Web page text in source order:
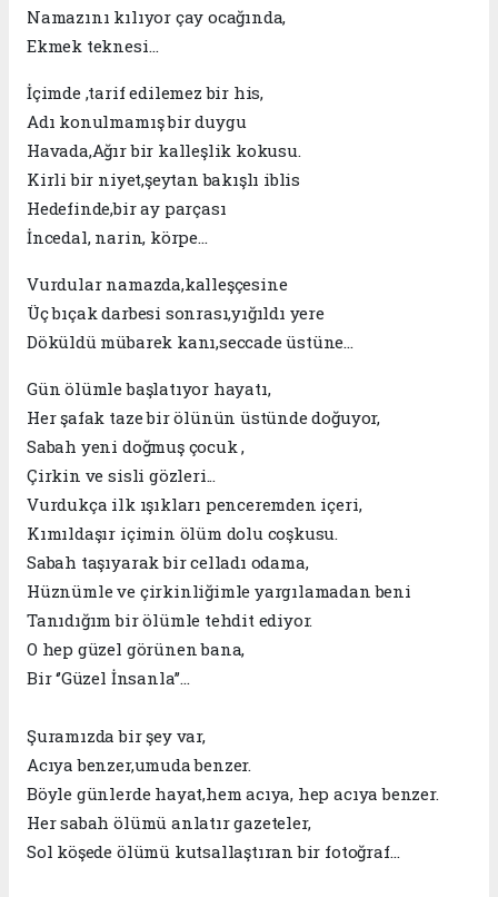
Namazını kılıyor çay ocağında,
Ekmek teknesi…
İçimde ,tarif edilemez bir his,
Adı konulmamış bir duygu
Havada,Ağır bir kalleşlik kokusu.
Kirli bir niyet,şeytan bakışlı iblis
Hedefinde,bir ay parçası
İncedal, narin, körpe…
Vurdular namazda,kalleşçesine
Üç bıçak darbesi sonrası,yığıldı yere
Döküldü mübarek kanı,seccade üstüne…
Gün ölümle başlatıyor hayatı,
Her şafak taze bir ölünün üstünde doğuyor,
Sabah yeni doğmuş çocuk ,
Çirkin ve sisli gözleri...
Vurdukça ilk ışıkları penceremden içeri,
Kımıldaşır içimin ölüm dolu coşkusu.
Sabah taşıyarak bir celladı odama,
Hüznümle ve çirkinliğimle yargılamadan beni
Tanıdığım bir ölümle tehdit ediyor.
O hep güzel görünen bana,
Bir ‘’Güzel İnsanla’’...
Şuramızda bir şey var,
Acıya benzer,umuda benzer.
Böyle günlerde hayat,hem acıya, hep acıya benzer.
Her sabah ölümü anlatır gazeteler,
Sol köşede ölümü kutsallaştıran bir fotoğraf…